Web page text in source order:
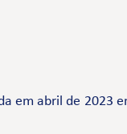
em abril de 2023